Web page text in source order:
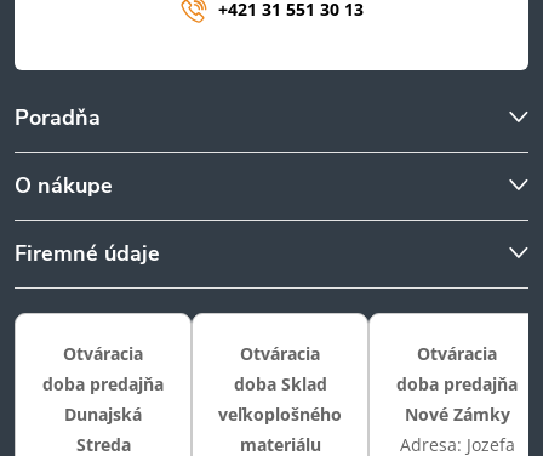
Poradňa
O nákupe
Firemné údaje
+421 31 551 30 13
Otváracia
doba predajňa
Dunajská
Streda
Otváracia
doba Sklad
veľkoplošného
materiálu
Otváracia
doba predajňa
Nové Zámky
Adresa: Jozefa